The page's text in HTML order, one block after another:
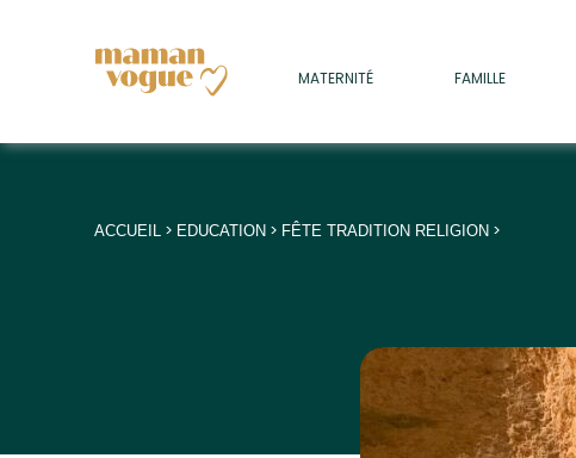
MATERNITÉ FAMILLE
+
+
ACCUEIL> EDUCATION> FÊTE TRADITION RELIGION>